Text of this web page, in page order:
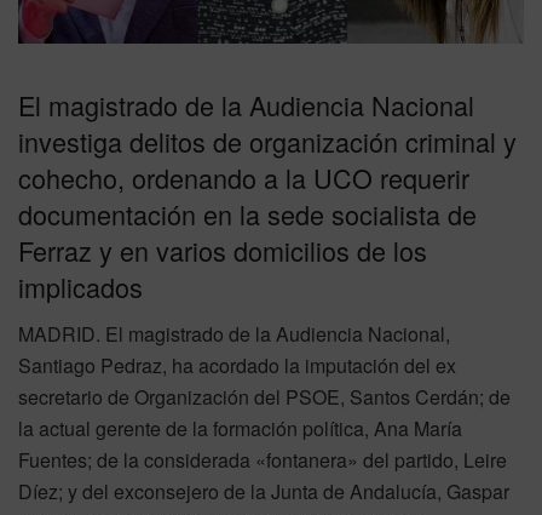
El magistrado de la Audiencia Nacional
investiga delitos de organización criminal y
cohecho, ordenando a la UCO requerir
documentación en la sede socialista de
Ferraz y en varios domicilios de los
implicados
MADRID. El magistrado de la Audiencia Nacional,
Santiago Pedraz, ha acordado la imputación del ex
secretario de Organización del PSOE, Santos Cerdán; de
la actual gerente de la formación política, Ana María
Fuentes; de la considerada «fontanera» del partido, Leire
Díez; y del exconsejero de la Junta de Andalucía, Gaspar